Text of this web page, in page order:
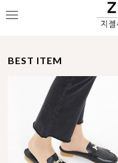
메
BEST ITEM